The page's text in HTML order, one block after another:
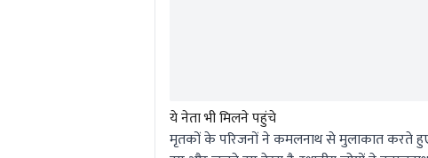
ये नेता भी मिलने पहुंचे
मृतकों के परिजनों ने कमलनाथ से मुलाकात करते